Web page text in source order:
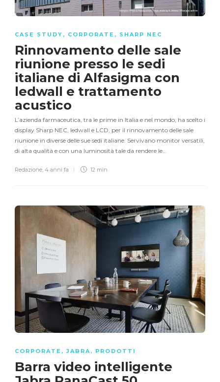
CASE STUDY , CORPORATE , SHARP NEC
Rinnovamento delle sale
riunione presso le sedi
italiane di Alfasigma con
ledwall e trattamento
acustico
L’azienda farmaceutica, tra le prime in Italia e nel mondo, ha scelto i
display Sharp NEC, ledwall e LCD, per il rinnovamento delle sale
riunione in diverse delle sue sedi italiane. Servivano monitor versatili,
di alta qualità e con una luminosità tale da rendere le…
Redazione, 4 anni fa 12 min
CORPORATE ,JABRA , PRODOTTI
Barra video intelligente